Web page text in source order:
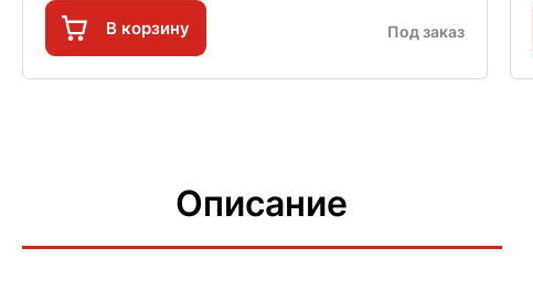
В корзину Под заказ
Описание